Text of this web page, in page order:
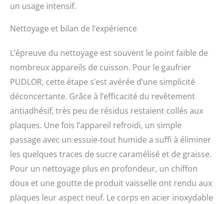
un usage intensif.
Nettoyage et bilan de l’expérience
L’épreuve du nettoyage est souvent le point faible de
nombreux appareils de cuisson. Pour le gaufrier
PUDLOR, cette étape s’est avérée d’une simplicité
déconcertante. Grâce à l’efficacité du revêtement
antiadhésif, très peu de résidus restaient collés aux
plaques. Une fois l’appareil refroidi, un simple
passage avec un essuie-tout humide a suffi à éliminer
les quelques traces de sucre caramélisé et de graisse.
Pour un nettoyage plus en profondeur, un chiffon
doux et une goutte de produit vaisselle ont rendu aux
plaques leur aspect neuf. Le corps en acier inoxydable